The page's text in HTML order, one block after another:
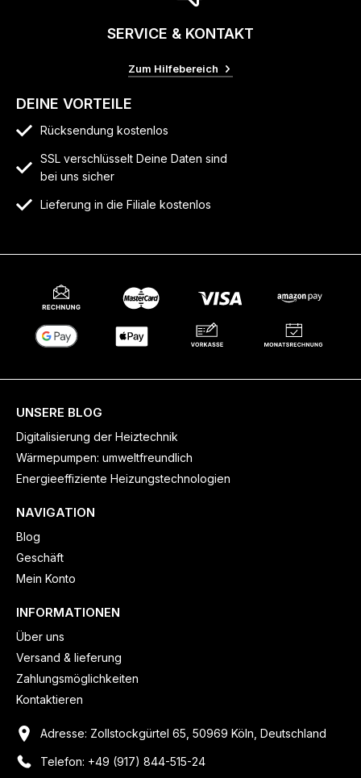
SERVICE & KONTAKT
Zum Hilfebereich
DEINE VORTEILE
Rücksendung kostenlos
SSL verschlüsselt Deine Daten sind
bei uns sicher
Lieferung in die Filiale kostenlos
UNSERE BLOG
Digitalisierung der Heiztechnik
Wärmepumpen: umweltfreundlich
Energieeffiziente Heizungstechnologien
NAVIGATION
Blog
Geschäft
Mein Konto
INFORMATIONEN
Über uns
Versand & lieferung
Zahlungsmöglichkeiten
Kontaktieren
Adresse: Zollstockgürtel 65, 50969 Köln, Deutschland
Telefon: +49 (917) 844-515-24